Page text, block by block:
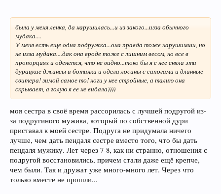
была у меня ленка, да нарушилась...и из закого...изза обычного
мудака....
У меня есть еще одна подружка...она правда тоже нарушимши, но
не изза мудака....дак она вроде тоже с лишним весом, но все в
пропорциях и оденется, что не видно...токо бы я с нее сняла эти
дурацкие джинсы и ботинки и одела лосины с сапогами и длинные
свитера! зимой самое то! ноги у нее стройные, а талию она
скрывает, а голую я ее не видала))))
моя сестра в своё время рассорилась с лучшей подругой из-
за подругиного мужика, который по собственной дури
приставал к моей сестре. Подруга не придумала ничего
лучше, чем дать пендаля сестре вместо того, что бы дать
пендаля мужику. Лет через 7-8, как ни странно, отношения с
подругой восстановились, причем стали даже ещё крепче,
чем были. Так и дружат уже много-много лет. Через что
только вместе не прошли...